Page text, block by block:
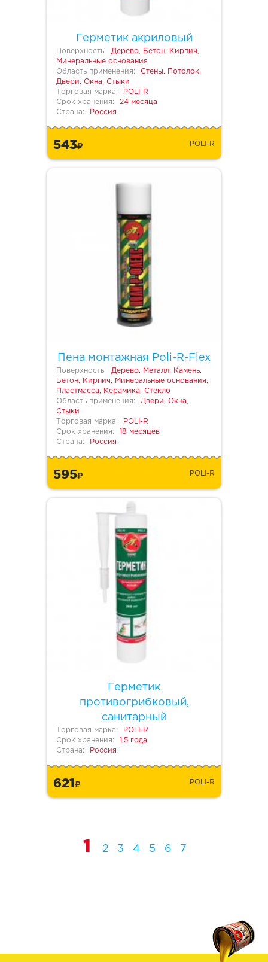
Герметик акриловый
Поверхность:
Дерево, Бетон, Кирпич,
Минеральные основания
Область применения:
Стены, Потолок,
Двери, Окна, Стыки
Торговая марка:
POLI-R
Срок хранения:
24 месяца
Страна:
Россия
543 POLI-R
Пена монтажная Poli-R-Flex
Поверхность:
Дерево, Металл, Камень,
Бетон, Кирпич, Минеральные основания,
Пластмасса, Керамика, Стекло
Область применения:
Двери, Окна,
Стыки
Торговая марка:
POLI-R
Срок хранения:
18 месяцев
Страна:
Россия
595 POLI-R
Герметик
противогрибковый,
санитарный
Торговая марка:
POLI-R
Срок хранения:
1,5 года
Страна:
Россия
621 POLI-R
1 2 3 4 5 6 7